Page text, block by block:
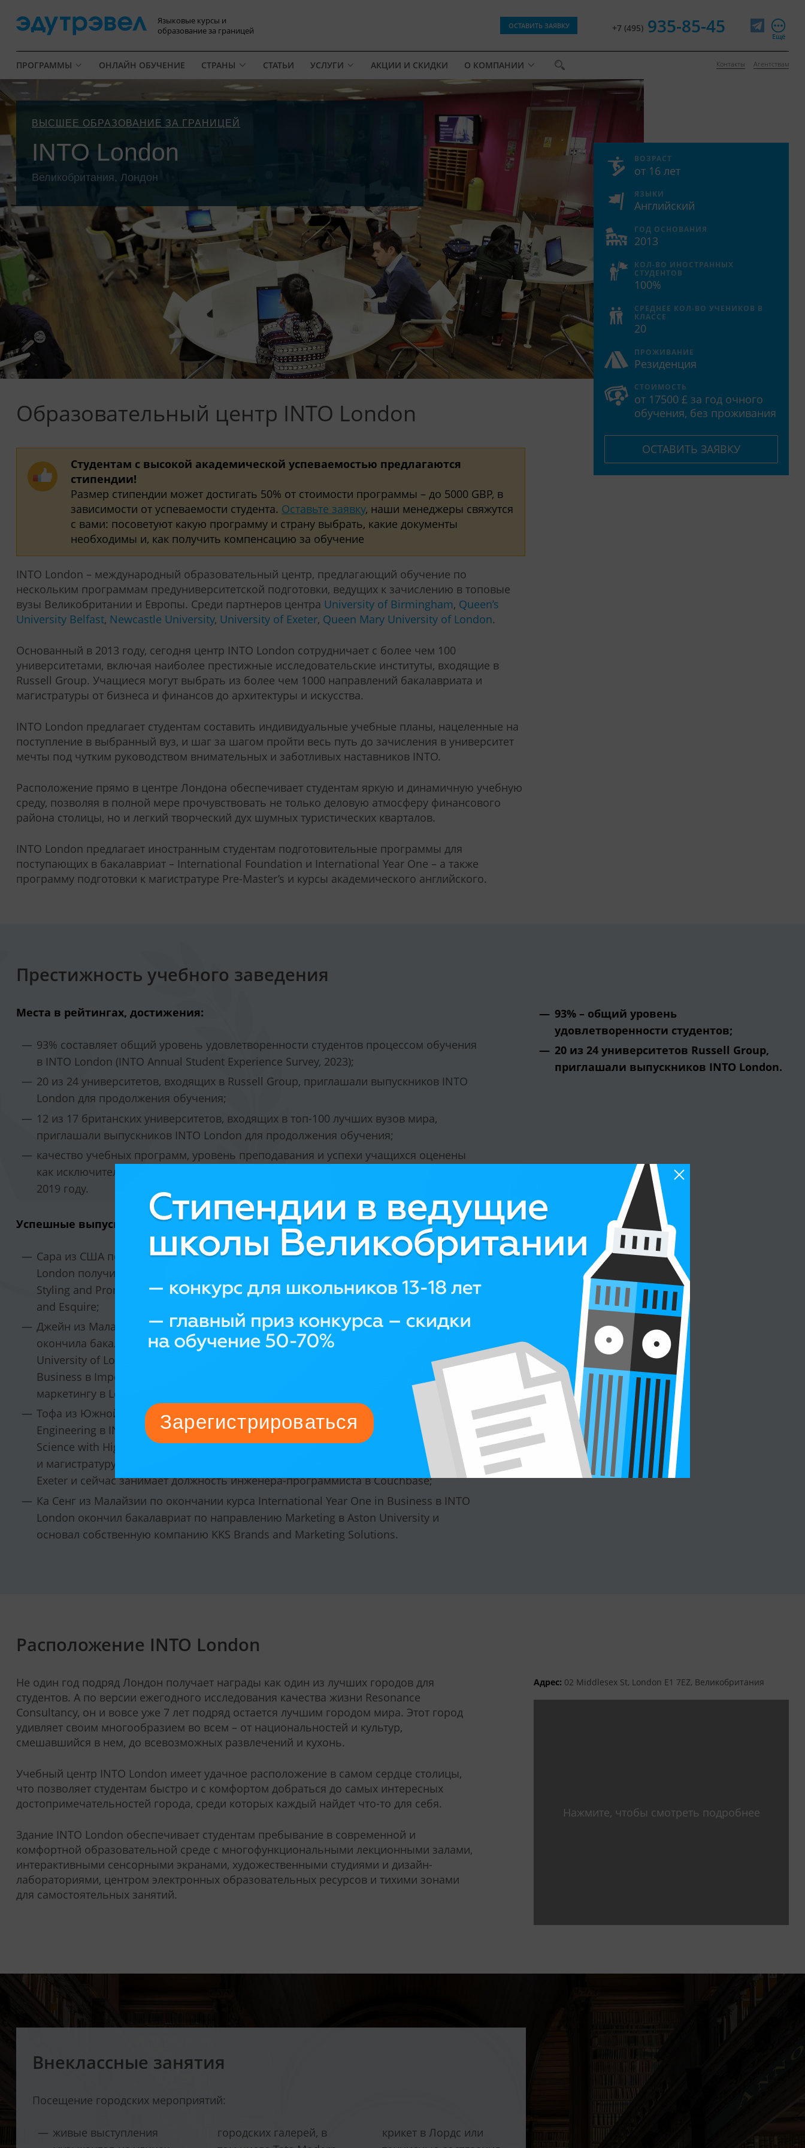
Языковые курсы и
образование за границей
ОСТАВИТЬ ЗАЯВКУ +7 (495) 935-85-45 Ещё
ПРОГРАММЫ ОНЛАЙН ОБУЧЕНИЕ СТРАНЫ СТАТЬИ УСЛУГИ АКЦИИ И СКИДКИ О КОМПАНИИ Контакты Агентствам
ВЫСШЕЕ ОБРАЗОВАНИЕ ЗА ГРАНИЦЕЙ
INTO London
Великобритания, Лондон
Образовательный центр INTO London
Студентам с высокой академической успеваемостью предлагаются
стипендии!
Размер стипендии может достигать 50% от стоимости программы – до 5000 GBP, в
зависимости от успеваемости студента. Оставьте заявку, наши менеджеры свяжутся
с вами: посоветуют какую программу и страну выбрать, какие документы
необходимы и, как получить компенсацию за обучение
INTO London – международный образовательный центр, предлагающий обучение по
нескольким программам предуниверситетской подготовки, ведущих к зачислению в топовые
вузы Великобритании и Европы. Среди партнеров центра University of Birmingham, Queen’s
University Belfast, Newcastle University, University of Exeter, Queen Mary University of London.
Основанный в 2013 году, сегодня центр INTO London сотрудничает с более чем 100
университетами, включая наиболее престижные исследовательские институты, входящие в
Russell Group. Учащиеся могут выбрать из более чем 1000 направлений бакалавриата и
магистратуры от бизнеса и финансов до архитектуры и искусства.
INTO London предлагает студентам составить индивидуальные учебные планы, нацеленные на
поступление в выбранный вуз, и шаг за шагом пройти весь путь до зачисления в университет
мечты под чутким руководством внимательных и заботливых наставников INTO.
Расположение прямо в центре Лондона обеспечивает студентам яркую и динамичную учебную
среду, позволяя в полной мере прочувствовать не только деловую атмосферу финансового
района столицы, но и легкий творческий дух шумных туристических кварталов.
INTO London предлагает иностранным студентам подготовительные программы для
поступающих в бакалавриат – International Foundation и International Year One – а также
программу подготовки к магистратуре Pre-Master’s и курсы академического английского.
ВОЗРАСТ
от 16 лет
ЯЗЫКИ
Английский
ГОД ОСНОВАНИЯ
2013
КОЛ-ВО ИНОСТРАННЫХ
СТУДЕНТОВ
100%
СРЕДНЕЕ КОЛ-ВО УЧЕНИКОВ В
КЛАССЕ
20
ПРОЖИВАНИЕ
Резиденция
СТОИМОСТЬ
от 17500 £ за год очного
обучения, без проживания
ОСТАВИТЬ ЗАЯВКУ
Престижность учебного заведения
93% – общий уровень
удовлетворенности студентов;
20 из 24 университетов Russell Group,
приглашали выпускников INTO London.
Места в рейтингах, достижения:
93% составляет общий уровень удовлетворенности студентов процессом обучения
в INTO London (INTO Annual Student Experience Survey, 2023);
20 из 24 университетов, входящих в Russell Group, приглашали выпускников INTO
London для продолжения обучения;
12 из 17 британских университетов, входящих в топ-100 лучших вузов мира,
приглашали выпускников INTO London для продолжения обучения;
качество учебных программ, уровень преподавания и успехи учащихся оценены
как исключительные
2019 году.
Успешные выпускники:
Сара из США по окончании курса International Foundation in Art and Design в INTO
London получила приглашение и окончила бакалавриат по направлению Fashion
Styling and Promotion в London College of Fashion и сотрудничает в журналами GQ
and Esquire;
Джейн из Малайзии по окончании курса International Foundation в INTO London
окончила бакалавриат по направлению Business Management в Queen Mary
University of London и магистратуру по направлению Economics and Strategy for
Business в Imperial College London и сейчас занимает должность директора по
маркетингу в Leading Your International School;
Тофа из Южной Африки по окончании курса International Foundation in Science and
Engineering в INTO London окончила бакалавриат по направлению Computer
Science with High-Performance Graphics and Games Engineering в University of Leeds
и магистратуру по направлению Data Science and Artificial Intelligence в University of
Exeter и сейчас занимает должность инженера-программиста в Couchbase;
Ка Сенг из Малайзии по окончании курса International Year One in Business в INTO
London окончил бакалавриат по направлению Marketing в Aston University и
основал собственную компанию KKS Brands and Marketing Solutions.
Расположение INTO London
Адрес: 02 Middlesex St, London E1 7EZ, Великобритания
Нажмите, чтобы смотреть подробнее
Не один год подряд Лондон получает награды как один из лучших городов для
студентов. А по версии ежегодного исследования качества жизни Resonance
Consultancy, он и вовсе уже 7 лет подряд остается лучшим городом мира. Этот город
удивляет своим многообразием во всем – от национальностей и культур,
смешавшийся в нем, до всевозможных развлечений и кухонь.
Учебный центр INTO London имеет удачное расположение в самом сердце столицы,
что позволяет студентам быстро и с комфортом добраться до самых интересных
достопримечательностей города, среди которых каждый найдет что-то для себя.
Здание INTO London обеспечивает студентам пребывание в современной и
комфортной образовательной среде с многофункциональными лекционными залами,
интерактивными сенсорными экранами, художественными студиями и дизайн-
лабораториями, центром электронных образовательных ресурсов и тихими зонами
для самостоятельных занятий.
Внеклассные занятия
Посещение городских мероприятий:
живые выступления
городских галерей, в
крикет в Лордс или